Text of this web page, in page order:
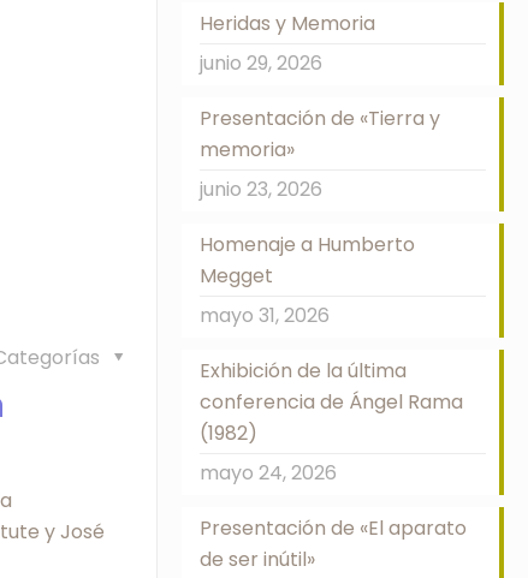
y José
Heridas y Memoria
junio 29, 2026
Presentación de «Tierra y
memoria»
junio 23, 2026
Homenaje a Humberto
Megget
mayo 31, 2026
Exhibición de la última
conferencia de Ángel Rama
(1982)
mayo 24, 2026
Presentación de «El aparato
de ser inútil»